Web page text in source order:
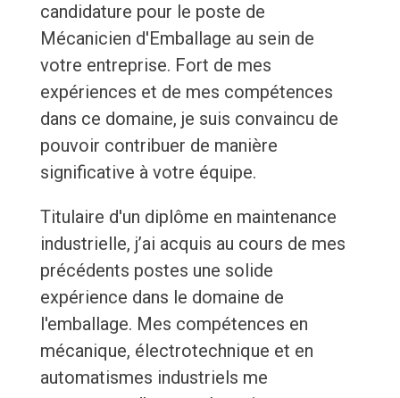
candidature pour le poste de
Mécanicien d'Emballage au sein de
votre entreprise. Fort de mes
expériences et de mes compétences
dans ce domaine, je suis convaincu de
pouvoir contribuer de manière
significative à votre équipe.
Titulaire d'un diplôme en maintenance
industrielle, j’ai acquis au cours de mes
précédents postes une solide
expérience dans le domaine de
l'emballage. Mes compétences en
mécanique, électrotechnique et en
automatismes industriels me